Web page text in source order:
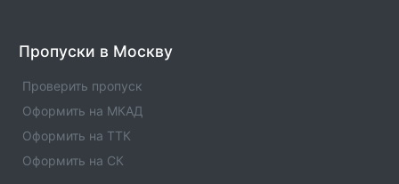
Список единых агентов в населенном пункте -
услуги , отзывы
Пропуски в Москву
Проверить пропуск
Оформить на МКАД
Оформить на ТТК
Оформить на СК